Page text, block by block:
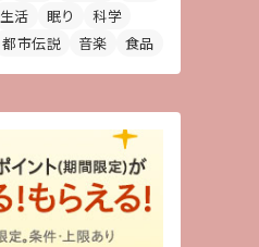
生活 眠り
科学
都市伝説 音楽 食品